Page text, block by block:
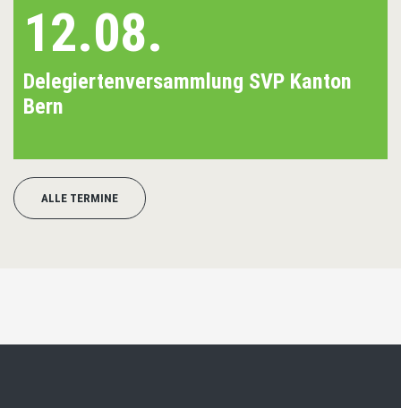
12.08.
Delegiertenversammlung SVP Kanton
Bern
ALLE TERMINE